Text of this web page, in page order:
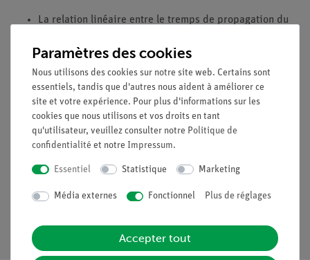
La relation linéaire entre le tremps de propagation du
Les ondes longitudinales
La vitesse du son
Contenu de livraison
Médias / Téléchargements
Livraison gratuite à partir de 300,- €.
Paramètres des cookies
Nous utilisons des cookies sur notre site web. Certains sont
essentiels, tandis que d'autres nous aident à améliorer ce
site et votre expérience. Pour plus d'informations sur les
cookies que nous utilisons et vos droits en tant
qu'utilisateur, veuillez consulter notre Politique de
confidentialité et notre Impressum.
Essentiel Statistique Marketing
Média externes Fonctionnel Plus de réglages
Accepter tout